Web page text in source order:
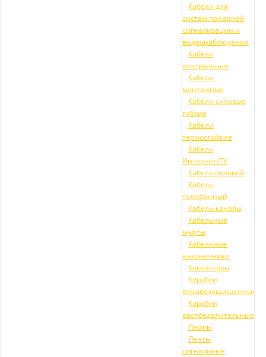
Кабели для
систем пожарной
сигнализации и
видеонаблюдения
Кабели
контрольные
Кабели
монтажные
Кабели силовые
гибкие
Кабели
термостойкие
Кабель
Интернет/TV
Кабель силовой
Кабель
телефонный
Кабель-каналы
Кабельные
муфты
Кабельные
наконечники
Контакторы
Коробки
взрывозащищенные
Коробки
распределительные
Лампы
Ленты
сигнальные